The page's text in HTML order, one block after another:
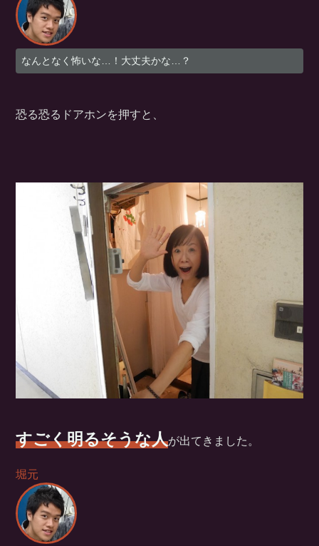
なんとなく怖いな…！大丈夫かな…？
恐る恐るドアホンを押すと、
すごく明るそうな人が出てきました。
堀元